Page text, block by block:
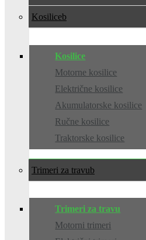
Kosilice
Kosilice
Motorne kosilice
Električne kosilice
Akumulatorske kosilice
Ručne kosilice
Traktorske kosilice
Trimeri za travu
Trimeri za travu
Motorni trimeri